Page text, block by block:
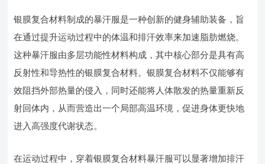
银膜复合材料制成的暴汗服是一种创新的健身辅助装备，旨
在通过提升运动过程中的体温和排汗效率来加速脂肪燃烧。
这种暴汗服由多层功能性材料构成，其中核心部分是具有高
反射性和导热性的银膜复合材料。银膜复合材料不仅能够有
效阻挡外部热量的侵入，同时还能将人体散发的热量重新反
射回体内，从而营造出一个局部高温环境，促进身体更快地
进入高强度代谢状态。
在运动过程中，穿着银膜复合材料暴汗服可以显著增加排汗